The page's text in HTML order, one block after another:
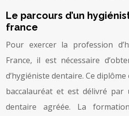
Le parcours d’un
france
Pour exercer la profession
France, il est nécessaire
d’hygiéniste dentaire. Ce
baccalauréat et est délivré par
dentaire agréée. La